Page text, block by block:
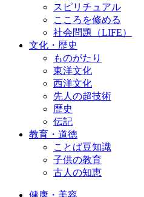
スピリチュアル
こころを修める
社会問題（LIFE）
文化・歴史
ものがたり
東洋文化
西洋文化
先人の超技術
歴史
伝記
教育・道徳
ことば豆知識
子供の教育
古人の知恵
健康・美容